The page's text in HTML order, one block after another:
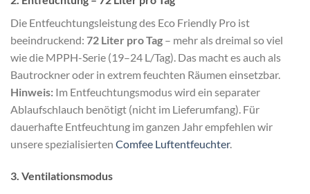
Die Entfeuchtungsleistung des Eco Friendly Pro ist
beeindruckend: 72 Liter pro Tag – mehr als dreimal so viel
wie die MPPH-Serie (19–24 L/Tag). Das macht es auch als
Bautrockner oder in extrem feuchten Räumen einsetzbar.
Hinweis: Im Entfeuchtungsmodus wird ein separater
Ablaufschlauch benötigt (nicht im Lieferumfang). Für
dauerhafte Entfeuchtung im ganzen Jahr empfehlen wir
unsere spezialisierten Comfee Luftentfeuchter.
3. Ventilationsmodus